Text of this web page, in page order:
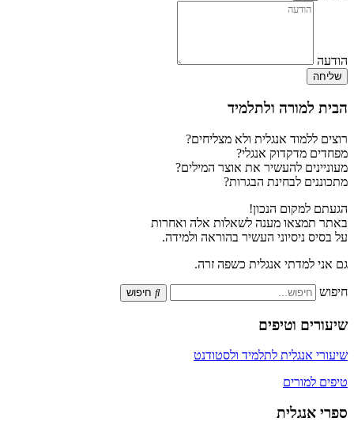
הודעה
שליחה
הבית למורה ולתלמיד
רוצים ללמוד אנגלית ולא מצליחים?
מפחדים מדקדוק אנגלי?
מעוניינים להעשיר את אוצר המילים?
מתכוננים לבחינת הבגרות?
הגעתם למקום הנכון!
באתר תמצאו מענה לשאלות אלה ואחרות
על בסיס ניסיוני העשיר בהוראה ולמידה.
גם אני למדתי אנגלית כשפה זרה.
חיפוש חיפוש
שיעורים וטיפים
שיעורי אנגלית לתלמיד ולסטודנט
טיפים למורים
ספרי אנגלית